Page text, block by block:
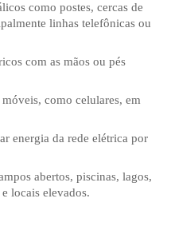
como postes, cercas de
linhas telefônicas ou
com as mãos ou pés
como celulares, em
energia da rede elétrica por
abertos, piscinas, lagos,
locais elevados.